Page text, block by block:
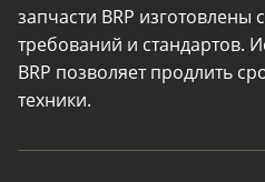
запчасти BRP
требований и стандартов.
BRP позволяет продлить
техники.